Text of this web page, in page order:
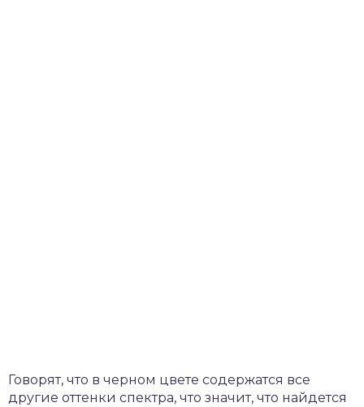
Говорят, что в черном цвете содержатся все
другие оттенки спектра, что значит, что найдется